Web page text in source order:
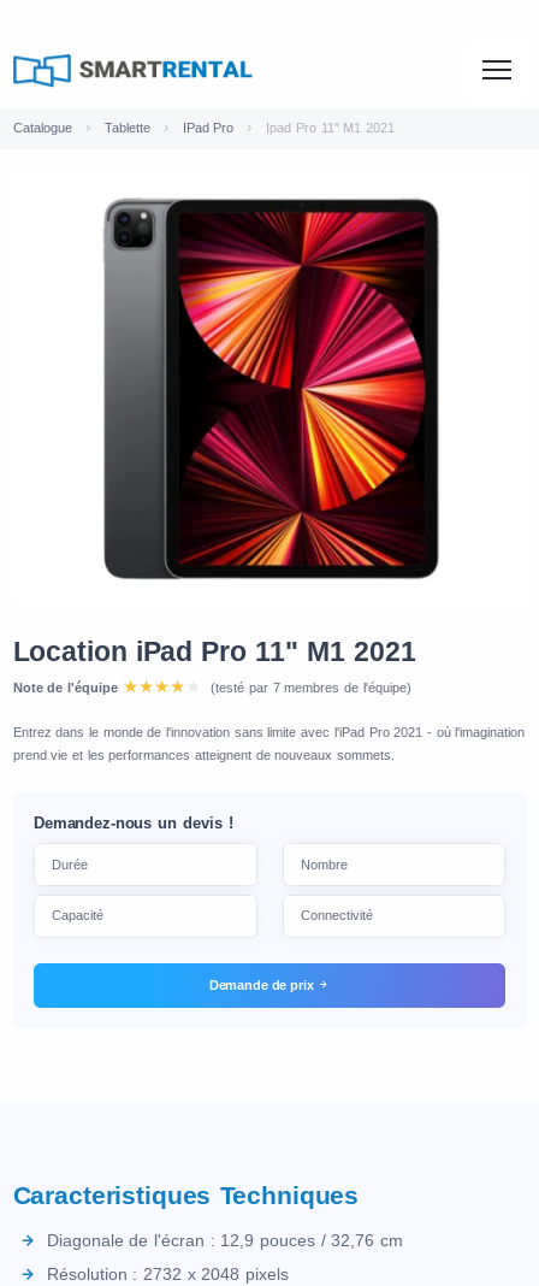
Catalogue Tablette IPad Pro Ipad Pro 11" M1 2021
Location iPad Pro 11" M1 2021
Note de l'équipe (testé par 7 membres de l'équipe)
Entrez dans le monde de l'innovation sans limite avec l'iPad Pro 2021 - où l'imagination
prend vie et les performances atteignent de nouveaux sommets.
Demandez-nous un devis !
Demande de prix
Caracteristiques Techniques
Diagonale de l'écran : 12,9 pouces / 32,76 cm
Résolution : 2732 x 2048 pixels